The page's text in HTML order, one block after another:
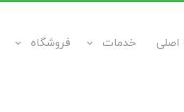
خدمات فروشگاه